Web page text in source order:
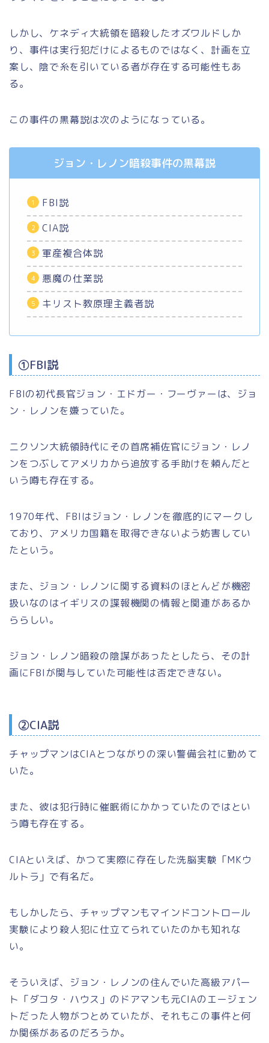
しかし、ケネディ大統領を暗殺したオズワルドしか
り、事件は実行犯だけによるものではなく、計画を立
案し、陰で糸を引いている者が存在する可能性もあ
る。
この事件の黒幕説は次のようになっている。
ジョン・レノン暗殺事件の黒幕説
FBI説
CIA説
軍産複合体説
悪魔の仕業説
キリスト教原理主義者説
①FBI説
FBIの初代長官ジョン・エドガー・フーヴァーは、ジョ
ン・レノンを嫌っていた。
ニクソン大統領時代にその首席補佐官にジョン・レノ
ンをつぶしてアメリカから追放する手助けを頼んだと
いう噂も存在する。
1970年代、FBIはジョン・レノンを徹底的にマークし
ており、アメリカ国籍を取得できないよう妨害してい
たという。
また、ジョン・レノンに関する資料のほとんどが機密
扱いなのはイギリスの諜報機関の情報と関連があるか
ららしい。
ジョン・レノン暗殺の陰謀があったとしたら、その計
画にFBIが関与していた可能性は否定できない。
②CIA説
チャップマンはCIAとつながりの深い警備会社に勤めて
いた。
また、彼は犯行時に催眠術にかかっていたのではとい
う噂も存在する。
CIAといえば、かつて実際に存在した洗脳実験「MKウ
ルトラ」で有名だ。
もしかしたら、チャップマンもマインドコントロール
実験により殺人犯に仕立てられていたのかも知れな
い。
そういえば、ジョン・レノンの住んでいた高級アパー
ト「ダコタ・ハウス」のドアマンも元CIAのエージェン
トだった人物がつとめていたが、それもこの事件と何
か関係があるのだろうか。